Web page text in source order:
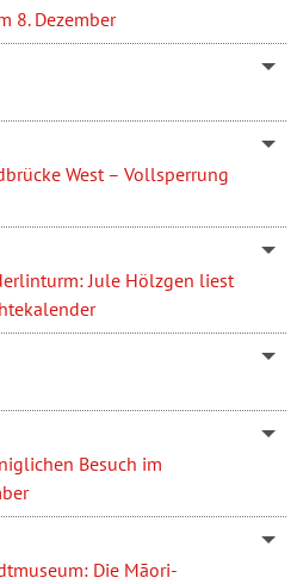
8. Dezember
West – Vollsperrung
Jule Hölzgen liest
Besuch im
Die Māori-